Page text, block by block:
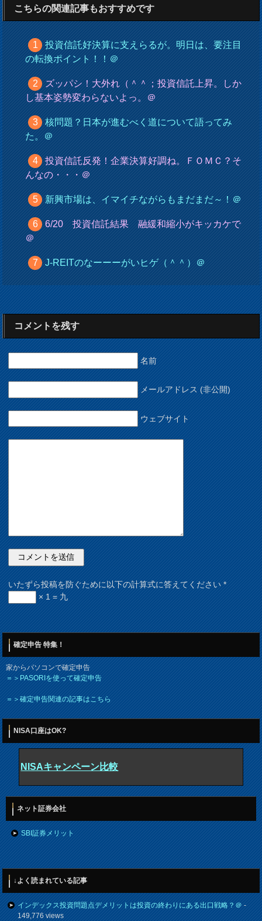
こちらの関連記事もおすすめです
投資信託好決算に支えらるが。明日は、要注目
の転換ポイント！！＠
ズッパシ！大外れ（＾＾；投資信託上昇。しか
し基本姿勢変わらないよっ。＠
核問題？日本が進むべく道について語ってみ
た。＠
投資信託反発！企業決算好調ね。ＦＯＭＣ？そ
んなの・・・＠
新興市場は、イマイチながらもまだまだ～！＠
6/20 投資信託結果 融緩和縮小がキッカケで
＠
J-REITのなーーーがいヒゲ（＾＾）＠
コメントを残す
名前
メールアドレス (非公開)
ウェブサイト
いたずら投稿を防ぐために以下の計算式に答えてください*
× 1 = 九
確定申告 特集！
家からパソコンで確定申告
＝＞PASORIを使って確定申告
＝＞確定申告関連の記事はこちら
NISA口座はOK?
NISAキャンペーン比較
ネット証券会社
SBI証券メリット
↓よく読まれている記事
インデックス投資問題点デメリットは投資の終わりにある出口戦略？＠-
149,776 views